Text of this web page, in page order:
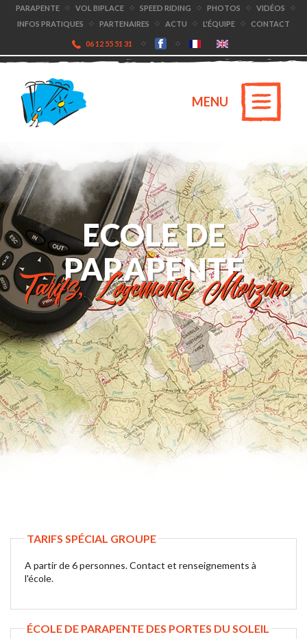
PARAPENTE VOL BIPLACE SPEED RIDING PHOTOS
VIDÉOS
INFOS PRATIQUES
PARTENAIRES ACTU L'ÉQUIPE CONTACT
06 12 55 51 31
MENU
ECOLE DE
PARAPENTE
Tarifs, Logements Morzine
TARIFS SPÉCIAL GROUPE
A partir de 6 personnes. Contact et renseignements à
l'école.
ÉCOLE DE PARAPENTE DES PORTES DU SOLEIL